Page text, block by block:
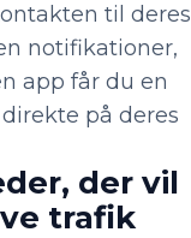
til deres
notifikationer,
app får du en
på deres
der vil
trafik